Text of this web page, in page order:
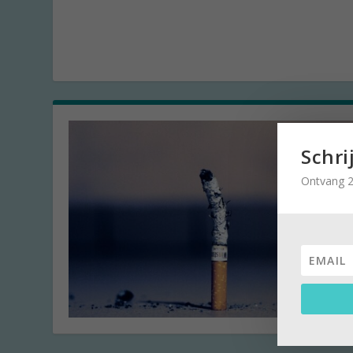
Ontvang